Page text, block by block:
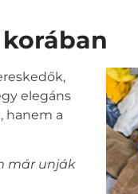
elegáns
hanem a
már unják